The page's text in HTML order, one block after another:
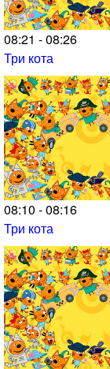
08:21 - 08:26
Три кота
08:10 - 08:16
Три кота